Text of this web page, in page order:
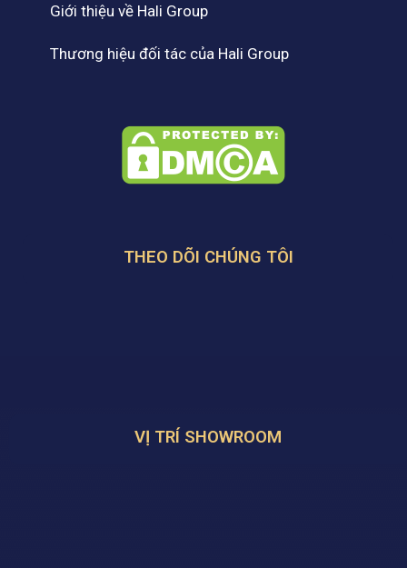
Giới thiệu về Hali Group
Thương hiệu đối tác của Hali Group
THEO DÕI CHÚNG TÔI
VỊ TRÍ SHOWROOM